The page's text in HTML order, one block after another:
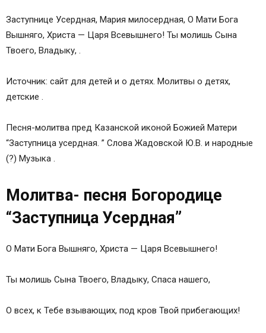
Заступнице Усердная, Мария милосердная, О Мати Бога
Вышняго, Христа — Царя Всевышнего! Ты молишь Сына
Твоего, Владыку, .
Источник: сайт для детей и о детях. Молитвы о детях,
детские .
Песня-молитва пред Казанской иконой Божией Матери
“Заступница усердная. ” Слова Жадовской Ю.В. и народные
(?) Музыка .
Молитва- песня Богородице
“Заступница Усердная”
О Мати Бога Вышняго, Христа — Царя Всевышнего!
Ты молишь Сына Твоего, Владыку, Спаса нашего,
О всех, к Тебе взывающих, под кров Твой прибегающих!